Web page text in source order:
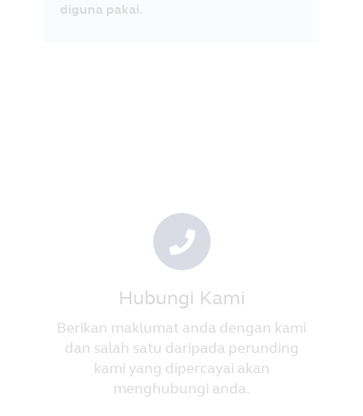
diguna pakai.
Hubungi Kami
Berikan maklumat anda dengan kami
dan salah satu daripada perunding
kami yang dipercayai akan
menghubungi anda.